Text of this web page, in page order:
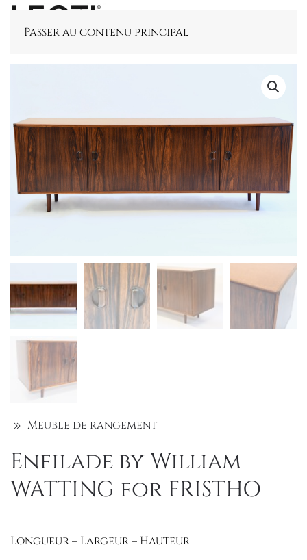
Passer au contenu principal
Meuble de rangement
Enfilade by William
WATTING for FRISTHO
Longueur – Largeur – Hauteur